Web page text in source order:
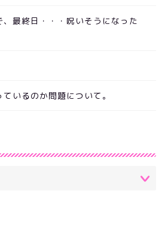
最終日・・・呪いそうになった
いるのか問題について。